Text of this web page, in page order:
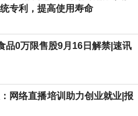
专利，提高使用寿命
品0万限售股9月16日解禁|速讯
网络直播培训助力创业就业|报